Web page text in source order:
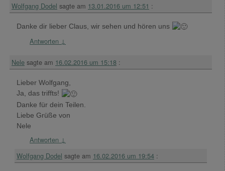
Wolfgang Dodel sagte am 13.01.2016 um 12:51 :
Danke dir lieber Claus, wir sehen und hören uns
Antworten ↓
Nele sagte am 16.02.2016 um 15:18 :
Lieber Wolfgang,
Ja, das triffts!
Danke für dein Teilen.
Liebe Grüße von
Nele
Antworten ↓
Wolfgang Dodel sagte am 16.02.2016 um 19:54 :